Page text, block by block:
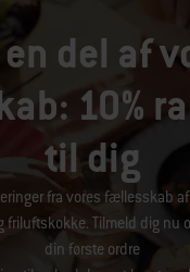
del af
10%
til dig
fra vores fællesskab
friluftskokke. Tilmeld dig nu
din første ordre